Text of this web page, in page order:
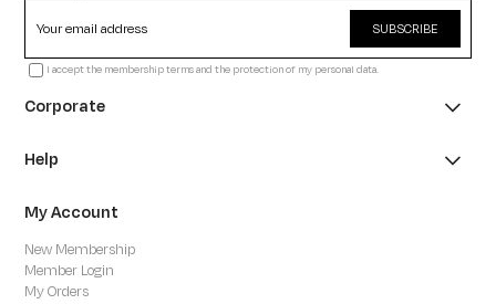
SUBSCRIBE
I accept the membership terms and the protection of my personal data.
Corporate
Help
My Account
New Membership
Member Login
My Orders